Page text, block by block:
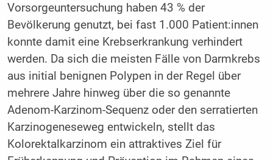
Vorsorgeuntersuchung haben 43 % der
Bevölkerung genutzt, bei fast 1.000 Patient:innen
konnte damit eine Krebserkrankung verhindert
werden. Da sich die meisten Fälle von Darmkrebs
aus initial benignen Polypen in der Regel über
mehrere Jahre hinweg über die so genannte
Adenom-Karzinom-Sequenz oder den serratierten
Karzinogeneseweg entwickeln, stellt das
Kolorektalkarzinom ein attraktives Ziel für